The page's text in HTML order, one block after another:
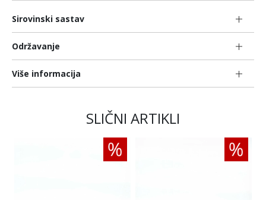
Sirovinski sastav
Održavanje
Više informacija
SLIČNI ARTIKLI